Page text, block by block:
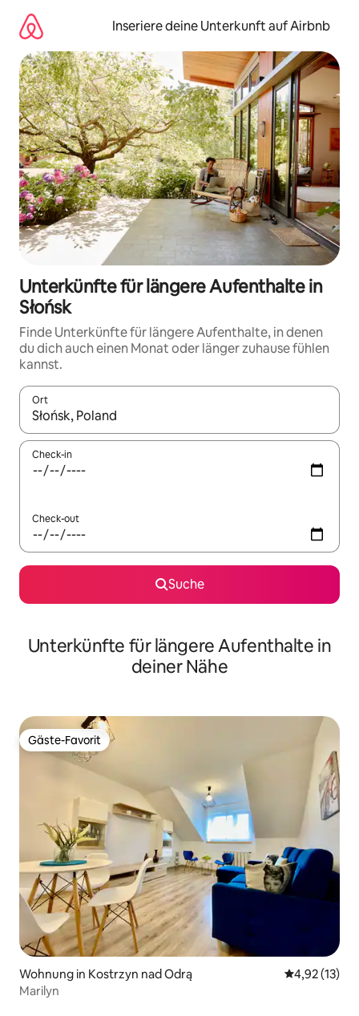
Inhalten
springen
Inseriere deine Unterkunft auf Airbnb
Unterkünfte für längere Aufenthalte in
Słońsk
Finde Unterkünfte für längere Aufenthalte, in denen
du dich auch einen Monat oder länger zuhause fühlen
kannst.
Ort
Wenn Ergebnisse verfügbar sind, navigiere mit den
Check-in
Check-out
Suche
Unterkünfte für längere Aufenthalte in
deiner Nähe
Gäste-Favorit
Gäste-Favorit
Wohnung in Kostrzyn nad Odrą
4,92 (13)
Marilyn